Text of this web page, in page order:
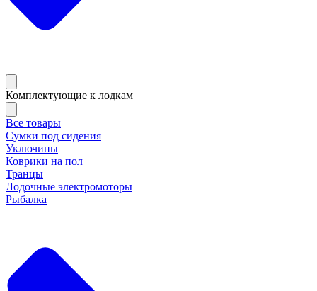
Комплектующие к лодкам
Все товары
Сумки под сидения
Уключины
Коврики на пол
Транцы
Лодочные электромоторы
Рыбалка